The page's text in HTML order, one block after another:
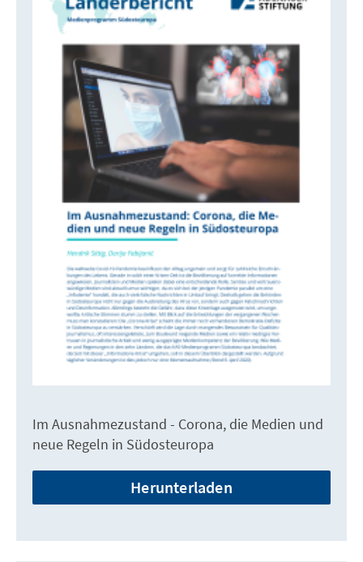
Im Ausnahmezustand - Corona, die Medien und
neue Regeln in Südosteuropa
Herunterladen